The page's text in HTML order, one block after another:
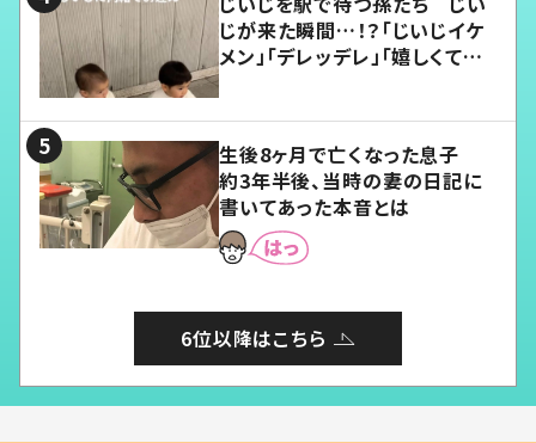
じが来た瞬間…！？「じいじイケ
メン」「デレッデレ」「嬉しくて可
生後8ヶ月で亡くなった息子
約3年半後、当時の妻の日記に
書いてあった本音とは
6位以降はこちら